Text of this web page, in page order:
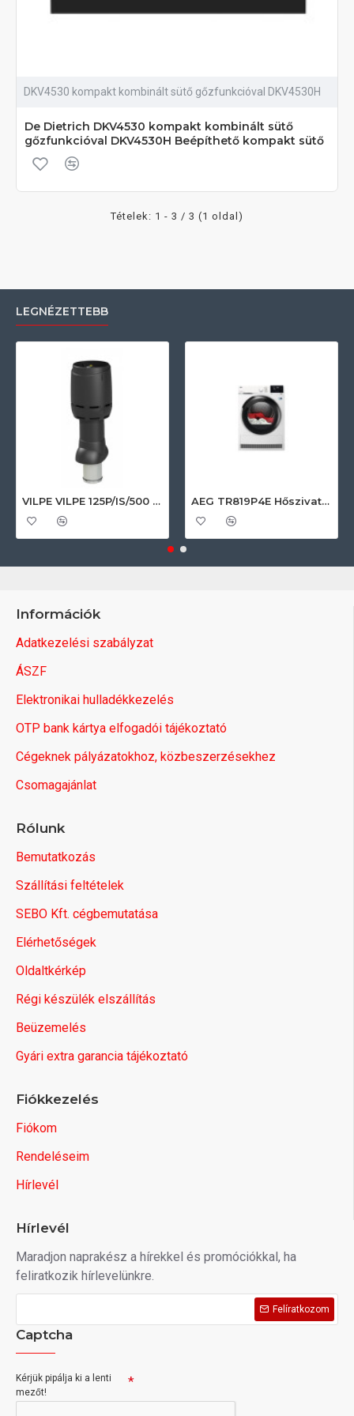
DKV4530 kompakt kombinált sütő gőzfunkcióval DKV4530H
De Dietrich DKV4530 kompakt kombinált sütő
gőzfunkcióval DKV4530H Beépíthető kompakt sütő
Tételek: 1 - 3 / 3 (1 oldal)
LEGNÉZETTEBB
VILPE VILPE 125P/IS/500 FLOW tetőszellőző, fekete Szellőztető ventilátor tartozékok AEG TR819P4E Hőszivattyús szárítógép
Információk
Adatkezelési szabályzat
ÁSZF
Elektronikai hulladékkezelés
OTP bank kártya elfogadói tájékoztató
Cégeknek pályázatokhoz, közbeszerzésekhez
Csomagajánlat
Rólunk
Bemutatkozás
Szállítási feltételek
SEBO Kft. cégbemutatása
Elérhetőségek
Oldaltkérkép
Régi készülék elszállítás
Beüzemelés
Gyári extra garancia tájékoztató
Fiókkezelés
Fiókom
Rendeléseim
Hírlevél
Hírlevél
Maradjon naprakész a hírekkel és promóciókkal, ha
feliratkozik hírlevelünkre.
Felíratkozom
Captcha
Kérjük pipálja ki a lenti
mezőt!